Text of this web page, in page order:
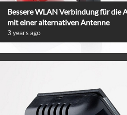
Bessere WLAN Verbindung für die
mit einer alternativen Antenne
3 years ago